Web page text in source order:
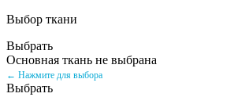
Выбор ткани
Выбрать
Основная ткань не выбрана
← Нажмите для выбора
Выбрать